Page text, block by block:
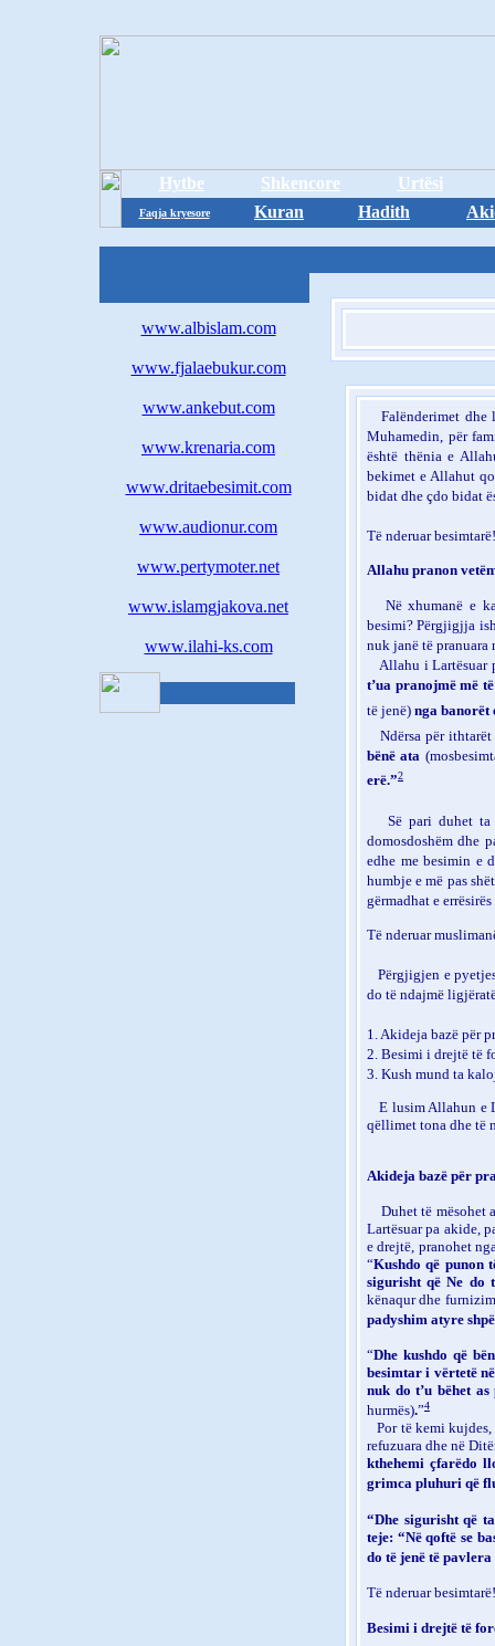
Hytbe Shkencore Urtësi
Faqja kryesore Kuran Hadith
www.albislam.com
www.fjalaebukur.com
www.ankebut.com
www.krenaria.com
www.dritaebesimit.com
www.audionur.com
www.pertymoter.net
www.islamgjakova.net
www.ilahi-ks.com
Falënderimet dhe
Muhamedin, për
është thënia e
bekimet e Allahut
bidat dhe çdo bidat
Të nderuar besimtarë!
Allahu pranon
Në xhumanë e
besimi? Përgjigjja
nuk janë të pranuara
Allahu i Lartësuar
t’ua pranojmë më
të jenë) nga banorët
Ndërsa për
bënë ata
erë.”2
Së pari duhet
domosdoshëm dhe
edhe me besimin e
humbje e më pas
gërmadhat e
Të nderuar musliman
Përgjigjen e
do të ndajmë
1. Akideja bazë për
2. Besimi i drejtë të
3. Kush mund ta
E lusim Allahun e
qëllimet tona dhe të
Akideja bazë për
Duhet të mësohet
Lartësuar pa akide,
e drejtë, pranohet
“Kushdo që punon
sigurisht që Ne
kënaqur dhe
padyshim atyre
“Dhe kushdo që
besimtar i vërtetë
nuk do t’u bëhet
hurmës).”4
Por të kemi
refuzuara dhe në
kthehemi çfarëdo
grimca pluhuri që
“Dhe sigurisht që
teje: “Në qoftë se
do të jenë të
Të nderuar besimtarë!
Besimi i drejtë të